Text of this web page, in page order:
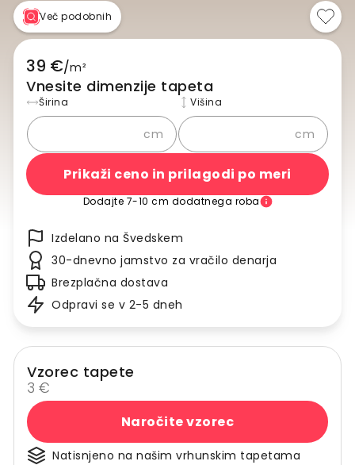
Več podobnih
39 €/m²
Vnesite dimenzije tapeta
Širina
cm
Višina
cm
Prikaži ceno in prilagodi po meri
Dodajte 7-10 cm dodatnega roba
Izdelano na Švedskem
30-dnevno jamstvo za vračilo denarja
Brezplačna dostava
Odpravi se v 2-5 dneh
Vzorec tapete
3 €
Naročite vzorec
Natisnjeno na našim vrhunskim tapetama